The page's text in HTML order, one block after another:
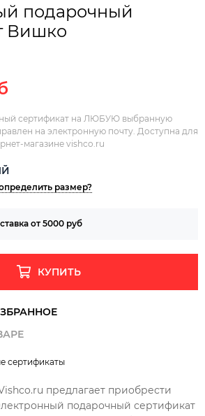
подарочный
Вишко
сертификат на ЛЮБУЮ выбранную
на электронную почту. Доступна для
магазине vishco.ru
размер?
от 5000 руб
КУПИТЬ
сертификаты
предлагает приобрести
подарочный сертификат